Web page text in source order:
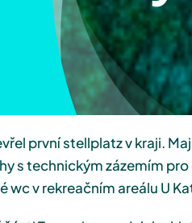
první stellplatz v kraji.
s technickým zázemím
wc v rekreačním areálu U